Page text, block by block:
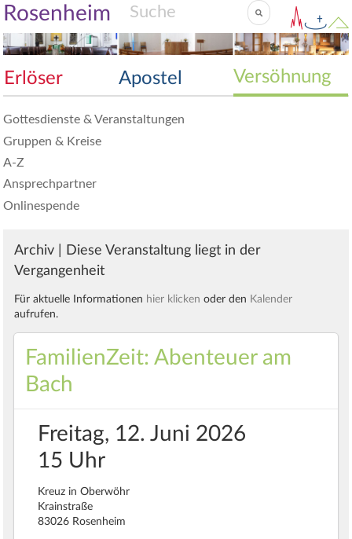
Rosenheim
Erlöser Apostel Versöhnung
Gottesdienste & Veranstaltungen
Gruppen & Kreise
A-Z
Ansprechpartner
Onlinespende
Archiv | Diese Veranstaltung liegt in der
Vergangenheit
Für aktuelle Informationen hier klicken oder den Kalender
aufrufen.
FamilienZeit: Abenteuer am
Bach
Freitag, 12. Juni 2026
15 Uhr
Kreuz in Oberwöhr
Krainstraße
83026 Rosenheim